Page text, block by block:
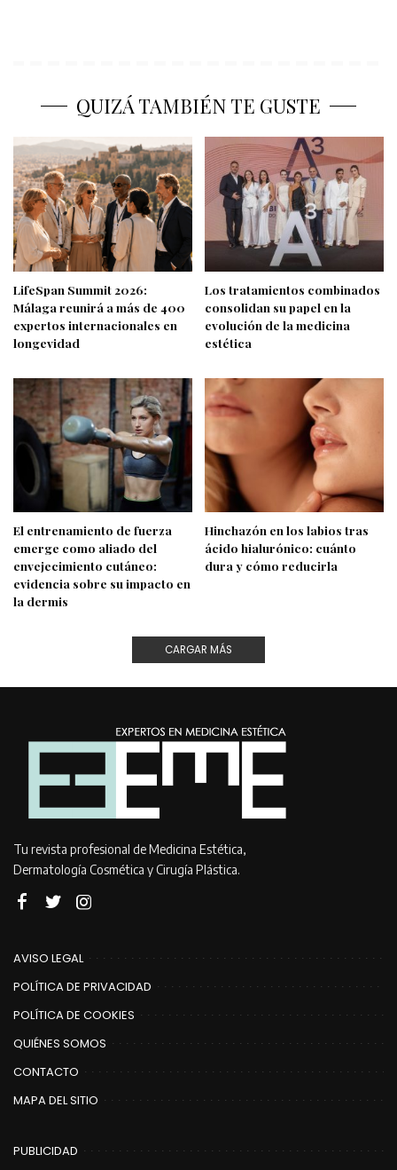
QUIZÁ TAMBIÉN TE GUSTE
LifeSpan Summit 2026:
Málaga reunirá a más de 400
expertos internacionales en
longevidad
Los tratamientos combinados
consolidan su papel en la
evolución de la medicina
estética
El entrenamiento de fuerza
emerge como aliado del
envejecimiento cutáneo:
evidencia sobre su impacto en
la dermis
Hinchazón en los labios tras
ácido hialurónico: cuánto
dura y cómo reducirla
CARGAR MÁS
Tu revista profesional de Medicina Estética,
Dermatología Cosmética y Cirugía Plástica.
AVISO LEGAL
POLÍTICA DE PRIVACIDAD
POLÍTICA DE COOKIES
QUIÉNES SOMOS
CONTACTO
MAPA DEL SITIO
PUBLICIDAD